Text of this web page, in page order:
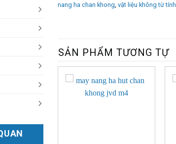
nang ha chan khong ,vật liệu không từ tính
SẢN PHẨM TƯƠNG TỰ